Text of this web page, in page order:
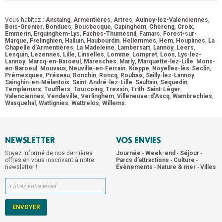
Vous habitez : Anstaing, Armentières, Artres, Aulnoy-lez-Valenciennes,
Bois-Grenier, Bondues, Bousbecque, Capinghem, Chéreng, Croix,
Emmerin, Erquinghem-Lys, Faches-Thumesnil , Famars, Forest-sur-
Marque, Frelinghien, Halluin, Haubourdin, Hellemmes, Hem, Houplines, La
Chapelle d'Armentières, La Madeleine, Lambersart, Lannoy, Leers,
Lesquin, Lezennes, Lille, Linselles, Lomme, Lompret, Loos, Lys-lez-
Lannoy, Marcq-en-Baroeul , Maresches, Marly, Marquette-lez-Lille, Mons-
en-Baroeul , Mouvaux, Neuville-en-Ferrain, Nieppe, Noyelles-lès-Seclin,
Prémesques, Préseau, Ronchin, Roncq, Roubaix, Sailly-lez-Lannoy,
Sainghin-en-Mélantois, Saint-André-lez-Lille, Saultain, Sequedin,
Templemars, Toufflers, Tourcoing, Tressin, Trith-Saint-Léger,
Valenciennes, Vendeville, Verlinghem, Villeneuve-d’Ascq, Wambrechies,
Wasquehal , Wattignies, Wattrelos, Willems.
NEWSLETTER
Soyez informé de nos dernières
offres en vous inscrivant à notre
newsletter !
VOS ENVIES
Journée - Week-end - Séjour -
Parcs d'attractions - Culture -
Évènements - Nature & mer - Villes